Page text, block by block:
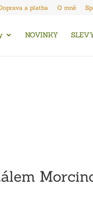
a platba O mně
NOVINKY